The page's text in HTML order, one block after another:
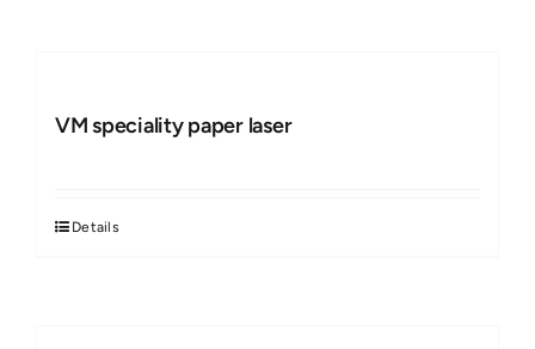
VM speciality paper laser
Details